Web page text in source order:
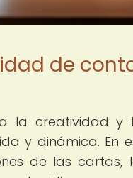
de
la creatividad y
y dinámica. En
de las cartas,